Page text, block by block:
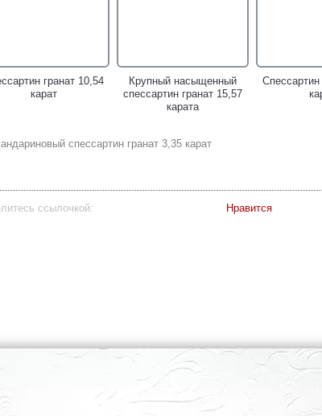
гранат 10,54
карат
Крупный насыщенный
спессартин гранат 15,57
карата
Спессартин
спессартин гранат 3,35 карат
ссылочкой: Нравится